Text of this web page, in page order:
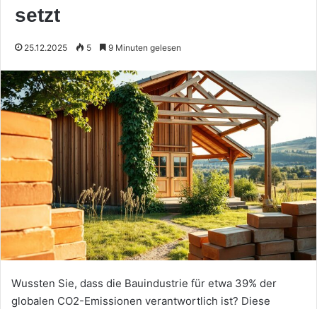
setzt
25.12.2025 5 9 Minuten gelesen
Wussten Sie, dass die Bauindustrie für etwa 39% der
globalen CO2-Emissionen verantwortlich ist? Diese